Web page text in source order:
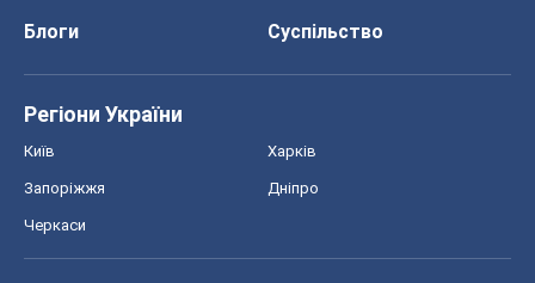
Блоги
Суспільство
Регіони України
Київ Харків
Запоріжжя Дніпро
Черкаси